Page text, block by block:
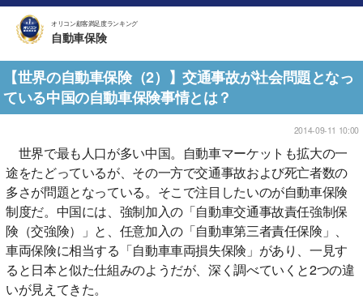
オリコン顧客満足度ランキング
自動車保険
【世界の自動車保険（2）】交通事故が社会問題となっ
ている中国の自動車保険事情とは？
2014-09-11 10:00
世界で最も人口が多い中国。自動車マーケットも拡大の一
途をたどっているが、その一方で交通事故および死亡者数の
多さが問題となっている。そこで注目したいのが自動車保険
制度だ。中国には、強制加入の「自動車交通事故責任強制保
険（交強険）」と、任意加入の「自動車第三者責任保険」、
車両保険に相当する「自動車車両損失保険」があり、一見す
ると日本と似た仕組みのようだが、深く調べていくと2つの違
いが見えてきた。